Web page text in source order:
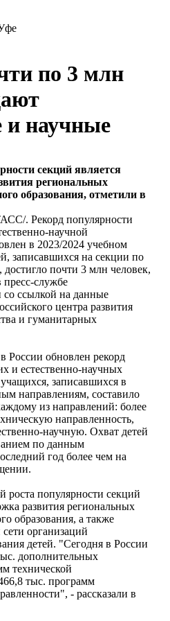
по 3 млн
и научные
секций является
региональных
образования, отметили в
. Рекорд популярности
научной
в 2023/2024 учебном
записавшихся на секции по
почти 3 млн человек,
службе
ссылкой на данные
центра развития
и гуманитарных
России обновлен рекорд
и естественно-научных
записавшихся в
направлениям, составило
из направлений: более
направленность,
научную. Охват детей
по данным
год более чем на
роста популярности секций
развития региональных
образования, а также
организаций
детей. "Сегодня в России
дополнительных
технической
тыс. программ
- рассказали в